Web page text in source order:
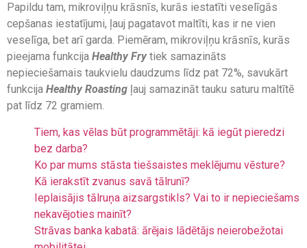
Papildu tam, mikroviļņu krāsnīs, kurās iestatīti veselīgās
cepšanas iestatījumi, ļauj pagatavot maltīti, kas ir ne vien
veselīga, bet arī garda. Piemēram, mikroviļņu krāsnīs, kurās
pieejama funkcija Healthy Frytiek samazināts
nepieciešamais taukvielu daudzums līdz pat 72%, savukārt
funkcija Healthy Roasting ļauj samazināt tauku saturu maltītē
pat līdz 72 gramiem.
Tiem, kas vēlas būt programmētāji: kā iegūt pieredzi
bez darba?
Ko par mums stāsta tiešsaistes meklējumu vēsture?
Kā ierakstīt zvanus savā tālrunī?
Ieplaisājis tālruņa aizsargstikls? Vai to ir nepieciešams
nekavējoties mainīt?
Strāvas banka kabatā: ārējais lādētājs neierobežotai